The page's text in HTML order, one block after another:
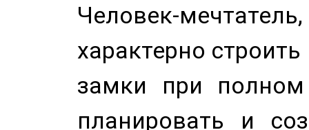
Человек-
характерно
замки при полном
планировать и